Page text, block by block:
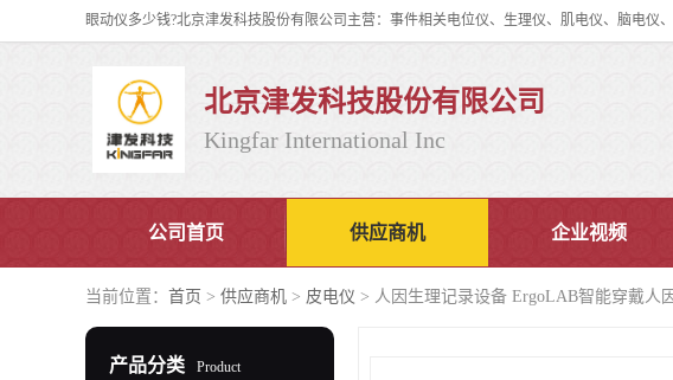
北京津发科技股份有限公司
Kingfar International Inc
公司首页 供应商机 企业视频
当前位置： 首页 > 供应商机 > 皮电仪 > 人因生理记录设备 ErgoLAB智能穿戴人
产品分类 Product